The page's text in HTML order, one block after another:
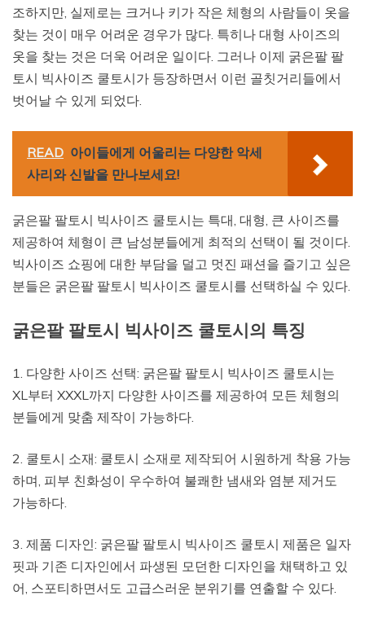
조하지만, 실제로는 크거나 키가 작은 체형의 사람들이 옷을
찾는 것이 매우 어려운 경우가 많다. 특히나 대형 사이즈의
옷을 찾는 것은 더욱 어려운 일이다. 그러나 이제 굵은팔 팔
토시 빅사이즈 쿨토시가 등장하면서 이런 골칫거리들에서
벗어날 수 있게 되었다.
READ 아이들에게 어울리는 다양한 악세
사리와 신발을 만나보세요!
굵은팔 팔토시 빅사이즈 쿨토시는 특대, 대형, 큰 사이즈를
제공하여 체형이 큰 남성분들에게 최적의 선택이 될 것이다.
빅사이즈 쇼핑에 대한 부담을 덜고 멋진 패션을 즐기고 싶은
분들은 굵은팔 팔토시 빅사이즈 쿨토시를 선택하실 수 있다.
굵은팔 팔토시 빅사이즈 쿨토시의 특징
1. 다양한 사이즈 선택: 굵은팔 팔토시 빅사이즈 쿨토시는
XL부터 XXXL까지 다양한 사이즈를 제공하여 모든 체형의
분들에게 맞춤 제작이 가능하다.
2. 쿨토시 소재: 쿨토시 소재로 제작되어 시원하게 착용 가능
하며, 피부 친화성이 우수하여 불쾌한 냄새와 염분 제거도
가능하다.
3. 제품 디자인: 굵은팔 팔토시 빅사이즈 쿨토시 제품은 일자
핏과 기존 디자인에서 파생된 모던한 디자인을 채택하고 있
어, 스포티하면서도 고급스러운 분위기를 연출할 수 있다.